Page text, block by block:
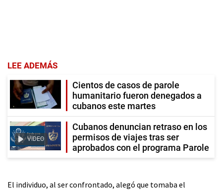
LEE ADEMÁS
Cientos de casos de parole
humanitario fueron denegados a
cubanos este martes
VIDEO
Cubanos denuncian retraso en los
permisos de viajes tras ser
aprobados con el programa Parole
El individuo, al ser confrontado, alegó que tomaba el